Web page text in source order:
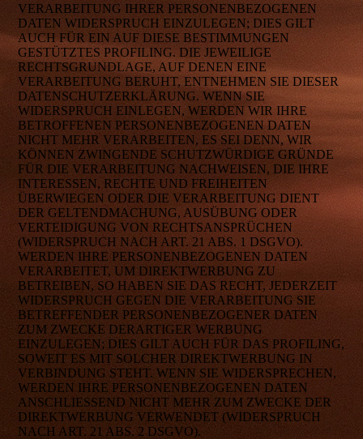
VERARBEITUNG IHRER PERSONENBEZOGENEN
DATEN WIDERSPRUCH EINZULEGEN; DIES GILT
AUCH FÜR EIN AUF DIESE BESTIMMUNGEN
GESTÜTZTES PROFILING. DIE JEWEILIGE
RECHTSGRUNDLAGE, AUF DENEN EINE
VERARBEITUNG BERUHT, ENTNEHMEN SIE DIESER
DATENSCHUTZERKLÄRUNG. WENN SIE
WIDERSPRUCH EINLEGEN, WERDEN WIR IHRE
BETROFFENEN PERSONENBEZOGENEN DATEN
NICHT MEHR VERARBEITEN, ES SEI DENN, WIR
KÖNNEN ZWINGENDE SCHUTZWÜRDIGE GRÜNDE
FÜR DIE VERARBEITUNG NACHWEISEN, DIE IHRE
INTERESSEN, RECHTE UND FREIHEITEN
ÜBERWIEGEN ODER DIE VERARBEITUNG DIENT
DER GELTENDMACHUNG, AUSÜBUNG ODER
VERTEIDIGUNG VON RECHTSANSPRÜCHEN
(WIDERSPRUCH NACH ART. 21 ABS. 1 DSGVO).
WERDEN IHRE PERSONENBEZOGENEN DATEN
VERARBEITET, UM DIREKTWERBUNG ZU
BETREIBEN, SO HABEN SIE DAS RECHT, JEDERZEIT
WIDERSPRUCH GEGEN DIE VERARBEITUNG SIE
BETREFFENDER PERSONENBEZOGENER DATEN
ZUM ZWECKE DERARTIGER WERBUNG
EINZULEGEN; DIES GILT AUCH FÜR DAS PROFILING,
SOWEIT ES MIT SOLCHER DIREKTWERBUNG IN
VERBINDUNG STEHT. WENN SIE WIDERSPRECHEN,
WERDEN IHRE PERSONENBEZOGENEN DATEN
ANSCHLIESSEND NICHT MEHR ZUM ZWECKE DER
DIREKTWERBUNG VERWENDET (WIDERSPRUCH
NACH ART. 21 ABS. 2 DSGVO).